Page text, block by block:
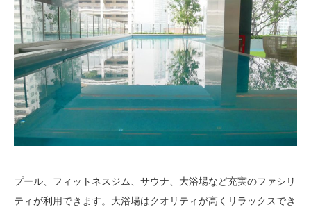
プール、フィットネスジム、サウナ、大浴場など充実のファシリ
ティが利用できます。大浴場はクオリティが高くリラックスでき